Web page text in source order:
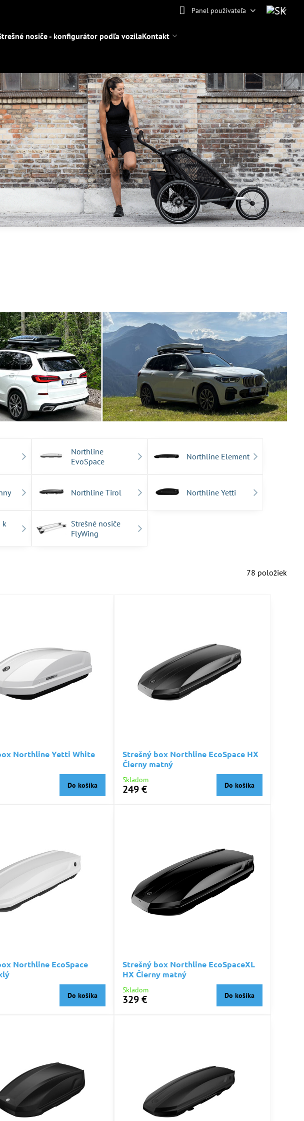
Panel používateľa
nosiče - konfigurátor podľa vozilaKontakt
Northline
EvoSpace
Northline Element
Northline Tirol Northline Yetti
k
Strešné nosiče
FlyWing
78 položiek
Northline Yetti White
Do košíka
Strešný box Northline EcoSpace HX
Čierny matný
Skladom
249 € Do košíka
Northline EcoSpace
Do košíka
Strešný box Northline EcoSpaceXL
HX Čierny matný
Skladom
329 € Do košíka